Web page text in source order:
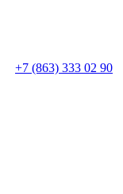
+7 (863) 333 02 90